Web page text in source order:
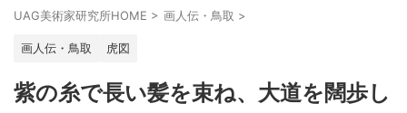
UAG美術家研究所HOME > 画人伝・鳥取 >
画人伝・鳥取 虎図
紫の糸で長い髪を束ね、大道を闊歩し